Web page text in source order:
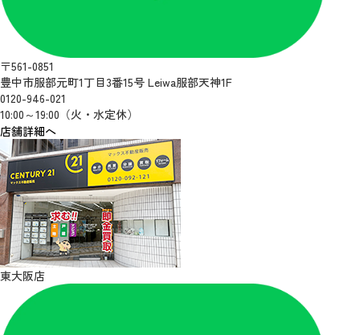
〒561-0851
豊中市服部元町1丁目3番15号 Leiwa服部天神1F
0120-946-021
10:00～19:00（火・水定休）
店舗詳細へ
東大阪店